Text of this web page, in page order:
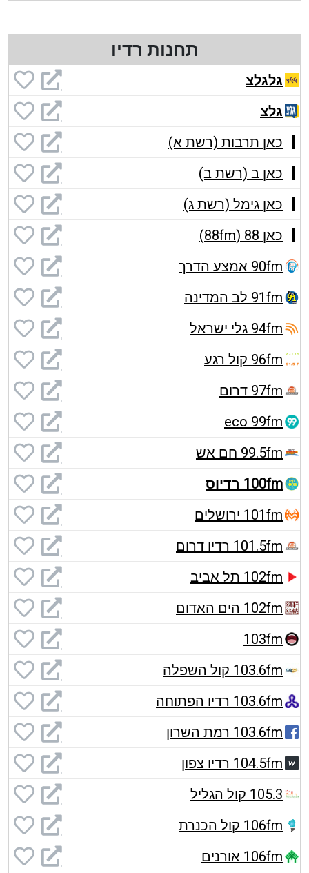
תחנות רדיו
גלגלצ
גלצ
כאן תרבות (רשת א)
כאן ב (רשת ב)
כאן גימל (רשת ג)
כאן 88 (88fm)
90fm אמצע הדרך
91fm לב המדינה
94fm גלי ישראל
96fm קול רגע
97fm דרום
eco 99fm
99.5fm חם אש
100fm רדיוס
101fm ירושלים
101.5fm רדיו דרום
102fm תל אביב
102fm הים האדום
103fm
103.6fm קול השפלה
103.6fm רדיו הפתוחה
103.6fm רמת השרון
104.5fm רדיו צפון
105.3 קול הגליל
106fm קול הכנרת
106fm אורנים